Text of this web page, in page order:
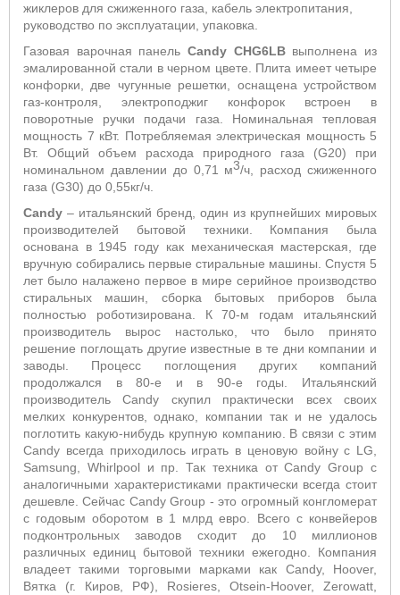
жиклеров для сжиженного газа, кабель электропитания,
руководство по эксплуатации, упаковка.
Газовая варочная панель Candy CHG6LBвыполнена из
эмалированной стали в черном цвете. Плита имеет четыре
конфорки, две чугунные решетки, оснащена устройством
газ-контроля, электроподжиг конфорок встроен в
поворотные ручки подачи газа. Номинальная тепловая
мощность 7 кВт. Потребляемая электрическая мощность 5
Вт. Общий объем расхода природного газа (G20) при
номинальном давлении до 0,71 м3/ч, расход сжиженного
газа (G30) до 0,55кг/ч.
Candy – итальянский бренд, один из крупнейших мировых
производителей бытовой техники. Компания была
основана в 1945 году как механическая мастерская, где
вручную собирались первые стиральные машины. Спустя 5
лет было налажено первое в мире серийное производство
стиральных машин, сборка бытовых приборов была
полностью роботизирована. К 70-м годам итальянский
производитель вырос настолько, что было принято
решение поглощать другие известные в те дни компании и
заводы. Процесс поглощения других компаний
продолжался в 80-е и в 90-е годы. Итальянский
производитель Candy скупил практически всех своих
мелких конкурентов, однако, компании так и не удалось
поглотить какую-нибудь крупную компанию. В связи с этим
Candy всегда приходилось играть в ценовую войну с LG,
Samsung, Whirlpool и пр. Так техника от Candy Group с
аналогичными характеристиками практически всегда стоит
дешевле. Сейчас Candy Group - это огромный конгломерат
с годовым оборотом в 1 млрд евро. Всего с конвейеров
подконтрольных заводов сходит до 10 миллионов
различных единиц бытовой техники ежегодно. Компания
владеет такими торговыми марками как Candy, Hoover,
Вятка (г. Киров, РФ), Rosieres, Otsein-Hoover, Zerowatt,